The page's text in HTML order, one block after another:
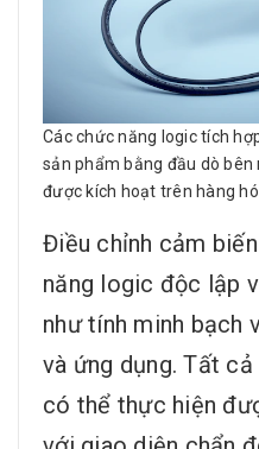
Các chức năng logic tích
sản phẩm bằng đầu dò bên
được kích hoạt trên hàng
Điều chỉnh cảm
năng logic độc lập
như tính minh bạch
và ứng dụng. Tất
có thể thực hiện